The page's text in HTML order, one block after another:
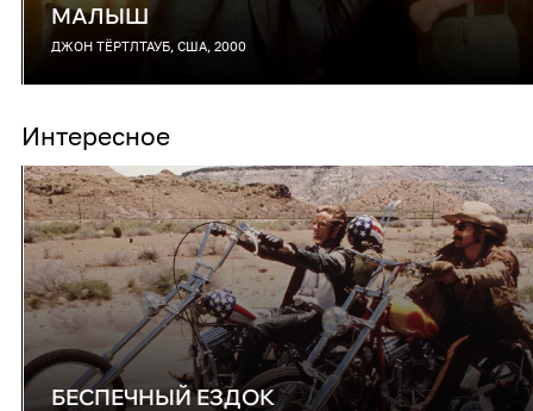
МАЛЫШ
ДЖОН ТЁРТЛТАУБ, США, 2000
Интересное
БЕСПЕЧНЫЙ ЕЗДОК